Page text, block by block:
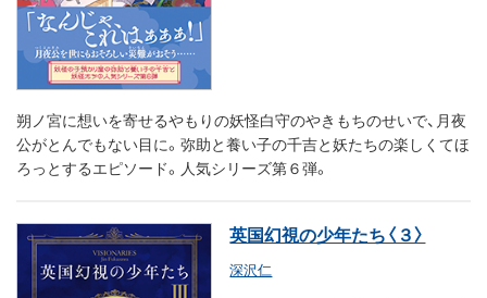
朔ノ宮に想いを寄せるやもりの妖怪白守のやきもちのせいで、月夜
公がとんでもない目に。弥助と養い子の千吉と妖たちの楽しくてほ
ろっとするエピソード。人気シリーズ第６弾。
英国幻視の少年たち〈３〉
深沢仁